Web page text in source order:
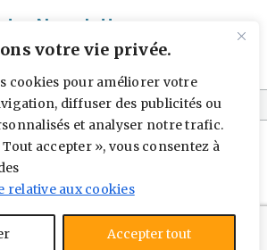
votre vie privée.
cookies pour améliorer votre
diffuser des publicités ou
et analyser notre trafic.
accepter », vous consentez à
relative aux cookies
Accepter tout
Newsletter
Mentions Légales